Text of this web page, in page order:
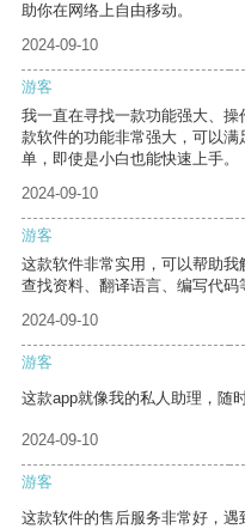
助你在网络上自由移动。
2024-09-10
游客
我一直在寻找一款功能强大、
款软件的功能非常强大，可以
单，即使是小白也能快速上手。
2024-09-10
游客
这款软件非常实用，可以帮助
查找资料、翻译语言、编写代码
2024-09-10
游客
这款app就像我的私人助理，随
2024-09-10
游客
这款软件的售后服务非常好，遇